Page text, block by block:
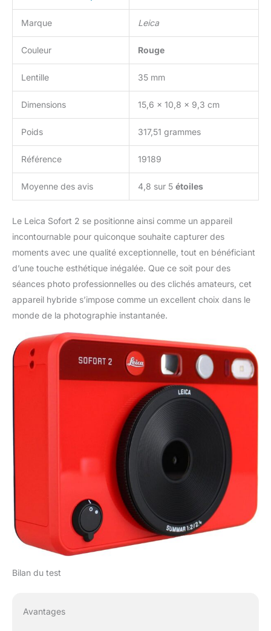
Marque Leica
Couleur Rouge
Lentille 35 mm
Dimensions 15,6 x 10,8 x 9,3 cm
Poids 317,51 grammes
Référence 19189
Moyenne des avis 4,8 sur 5 étoiles
Le Leica Sofort 2 se positionne ainsi comme un appareil
incontournable pour quiconque souhaite capturer des
moments avec une qualité exceptionnelle, tout en bénéficiant
d’une touche esthétique inégalée. Que ce soit pour des
séances photo professionnelles ou des clichés amateurs, cet
appareil hybride s’impose comme un excellent choix dans le
monde de la photographie instantanée.
Bilan du test
Avantages